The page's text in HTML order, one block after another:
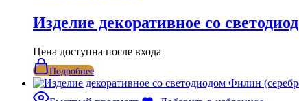
Изделие декоративное со
Цена доступна после входа
Подробнее